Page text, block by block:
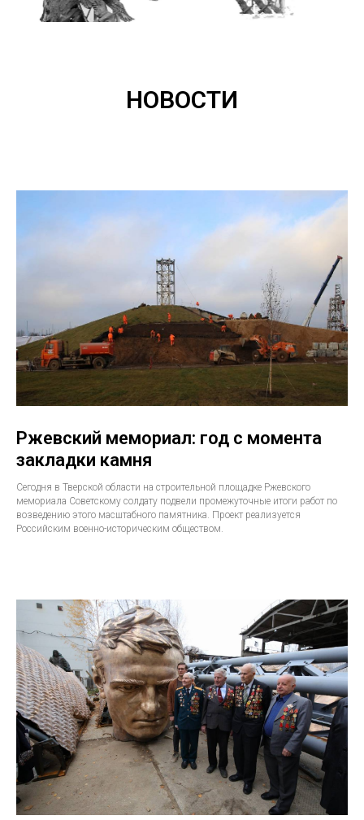
НОВОСТИ
Ржевский мемориал: год с момента
закладки камня
Сегодня в Тверской области на строительной площадке Ржевского
мемориала Советскому солдату подвели промежуточные итоги работ по
возведению этого масштабного памятника. Проект реализуется
Российским военно-историческим обществом.